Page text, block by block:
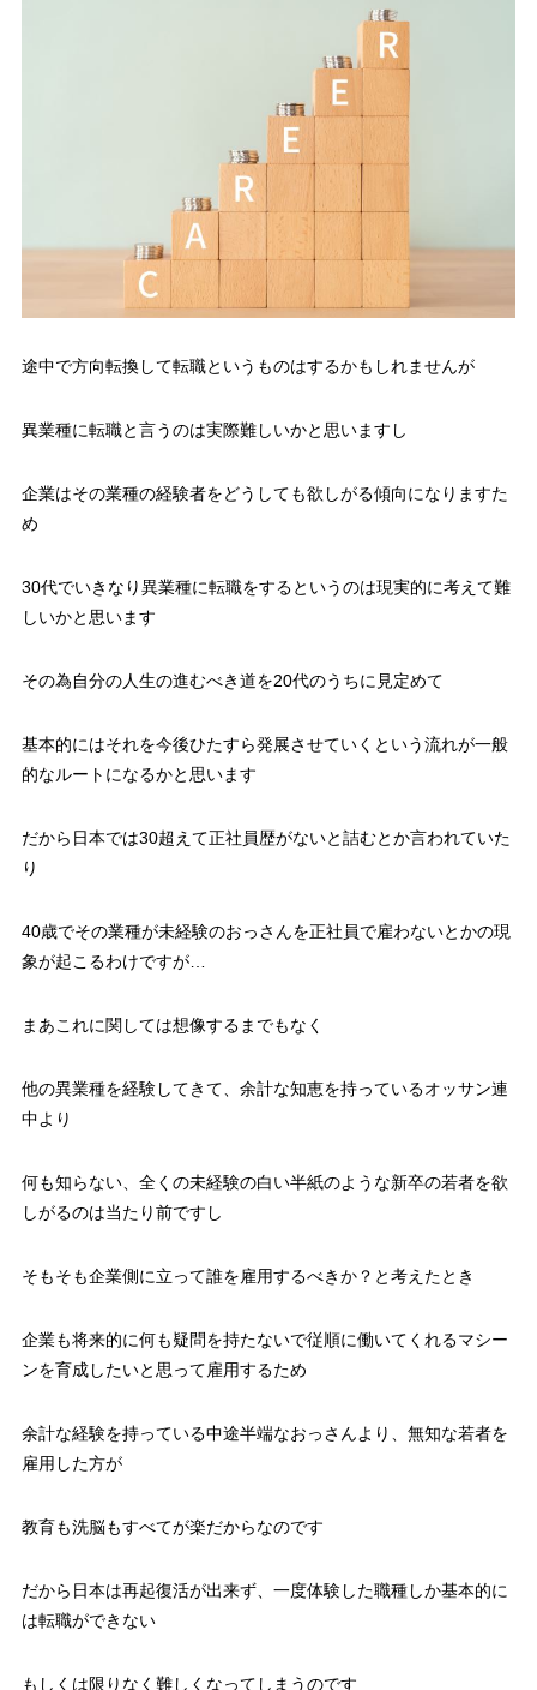
途中で方向転換して転職というものはするかもしれませんが
異業種に転職と言うのは実際難しいかと思いますし
企業はその業種の経験者をどうしても欲しがる傾向になりますた
め
30代でいきなり異業種に転職をするというのは現実的に考えて難
しいかと思います
その為自分の人生の進むべき道を20代のうちに見定めて
基本的にはそれを今後ひたすら発展させていくという流れが一般
的なルートになるかと思います
だから日本では30超えて正社員歴がないと詰むとか言われていた
り
40歳でその業種が未経験のおっさんを正社員で雇わないとかの現
象が起こるわけですが…
まあこれに関しては想像するまでもなく
他の異業種を経験してきて、余計な知恵を持っているオッサン連
中より
何も知らない、全くの未経験の白い半紙のような新卒の若者を欲
しがるのは当たり前ですし
そもそも企業側に立って誰を雇用するべきか？と考えたとき
企業も将来的に何も疑問を持たないで従順に働いてくれるマシー
ンを育成したいと思って雇用するため
余計な経験を持っている中途半端なおっさんより、無知な若者を
雇用した方が
教育も洗脳もすべてが楽だからなのです
だから日本は再起復活が出来ず、一度体験した職種しか基本的に
は転職ができない
もしくは限りなく難しくなってしまうのです